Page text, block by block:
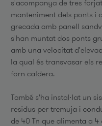
s'acompanya de tres
manteniment dels ponts i
grecada amb panell
s'han muntat dos ponts
amb una velocitat
la qual és transvasar els
forn caldera.
També s'ha instal·lat un
residus per tremuja i
de 40 Tn que alimenta a